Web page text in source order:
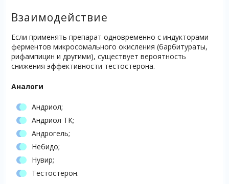
Взаимодействие
Если применять препарат одновременно с индукторами
ферментов микросомального окисления (барбитураты,
рифампицин и другими), существует вероятность
снижения эффективности тестостерона.
Аналоги
Андриол;
Андриол ТК;
Андрогель;
Небидо;
Нувир;
Тестостерон.